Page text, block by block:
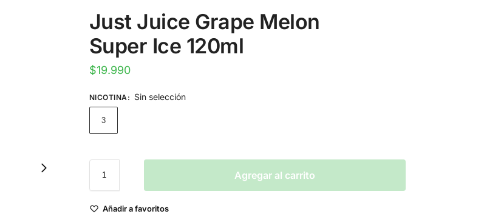
Just Juice Grape Melon
Super Ice 120ml
$19.990
NICOTINA : Sin selección
3
Agregar al carrito
Añadir a favoritos